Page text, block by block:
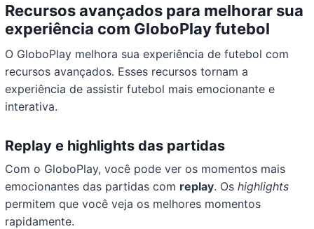
Recursos avançados para melhorar sua
experiência com GloboPlay futebol
O GloboPlay melhora sua experiência de futebol com
recursos avançados. Esses recursos tornam a
experiência de assistir futebol mais emocionante e
interativa.
Replay e highlights das partidas
Com o GloboPlay, você pode ver os momentos mais
emocionantes das partidas com replay. Oshighlights
permitem que você veja os melhores momentos
rapidamente.